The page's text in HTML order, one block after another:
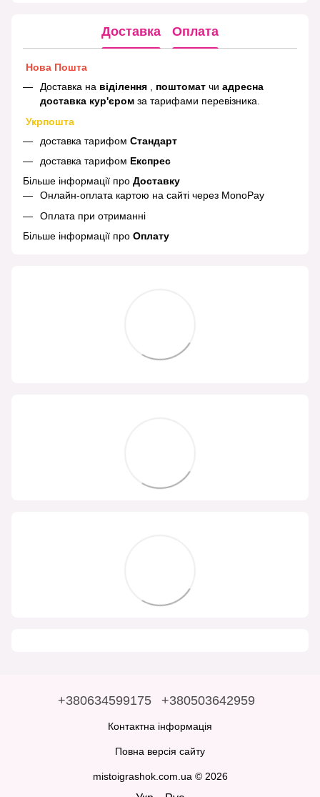
Доставка Оплата
Нова Пошта
Доставка на віділення поштомат чи адресна
доставка кур'єром за тарифами перевізника.
Укрпошта
доставка тарифом Стандарт
доставка тарифом Експрес
Більше інформації про Доставку
Онлайн-оплата картою на сайті через MonoPay
Оплата при отриманні
Більше інформації про Оплату
+380634599175 +380503642959
Контактна інформація
Повна версія сайту
mistoigrashok.com.ua © 2026